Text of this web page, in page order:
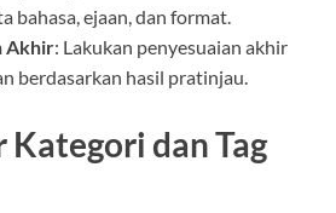
bahasa, ejaan, dan format.
Akhir: Lakukan penyesuaian akhir
berdasarkan hasil pratinjau.
Kategori dan Tag